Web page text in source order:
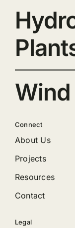
Connect
About Us
Projects
Resources
Contact
Legal